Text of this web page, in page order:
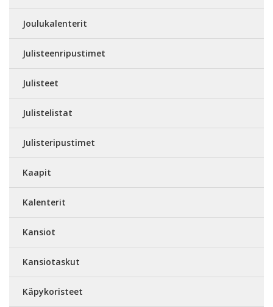
Joulukalenterit
Julisteenripustimet
Julisteet
Julistelistat
Julisteripustimet
Kaapit
Kalenterit
Kansiot
Kansiotaskut
Käpykoristeet